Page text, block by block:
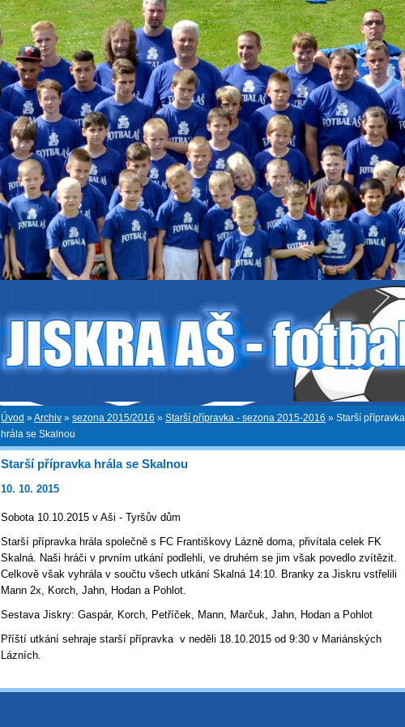
Úvod »Archiv » sezona 2015/2016 » Starší přípravka - sezona 2015-2016 » Starší přípravka
hrála se Skalnou
Starší přípravka hrála se Skalnou
10. 10. 2015
Sobota 10.10.2015 v Aši - Tyršův dům
Starší přípravka hrála společně s FC Františkovy Lázně doma, přivítala celek FK
Skalná. Naši hráči v prvním utkání podlehli, ve druhém se jim však povedlo zvítězit.
Celkově však vyhrála v součtu všech utkání Skalná 14:10. Branky za Jiskru vstřelili
Mann 2x, Korch, Jahn, Hodan a Pohlot.
Sestava Jiskry: Gaspár, Korch, Petříček, Mann, Marčuk, Jahn, Hodan a Pohlot
Příští utkání sehraje starší přípravka v neděli 18.10.2015 od 9:30 v Mariánských
Lázních.